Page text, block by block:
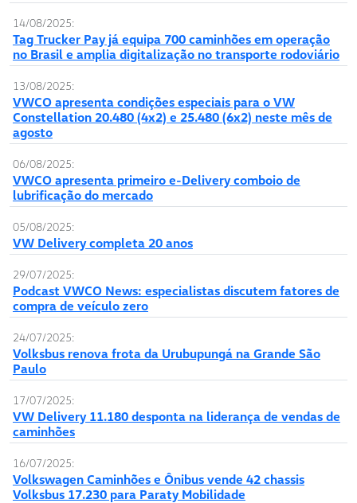
14/08/2025:
Tag Trucker Pay já equipa 700 caminhões em operação
no Brasil e amplia digitalização no transporte rodoviário
13/08/2025:
VWCO apresenta condições especiais para o VW
Constellation 20.480 (4x2) e 25.480 (6x2) neste mês de
agosto
06/08/2025:
VWCO apresenta primeiro e-Delivery comboio de
lubrificação do mercado
05/08/2025:
VW Delivery completa 20 anos
29/07/2025:
Podcast VWCO News: especialistas discutem fatores de
compra de veículo zero
24/07/2025:
Volksbus renova frota da Urubupungá na Grande São
Paulo
17/07/2025:
VW Delivery 11.180 desponta na liderança de vendas de
caminhões
16/07/2025:
Volkswagen Caminhões e Ônibus vende 42 chassis
Volksbus 17.230 para Paraty Mobilidade